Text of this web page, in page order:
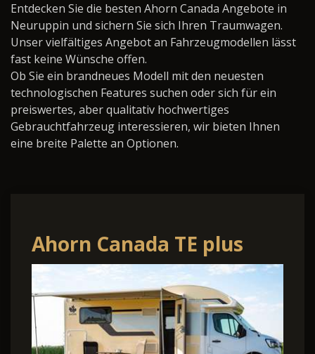
Entdecken Sie die besten Ahorn Canada Angebote in
Neuruppin und sichern Sie sich Ihren Traumwagen.
Unser vielfältiges Angebot an Fahrzeugmodellen lässt
fast keine Wünsche offen.
Ob Sie ein brandneues Modell mit den neuesten
technologischen Features suchen oder sich für ein
preiswertes, aber qualitativ hochwertiges
Gebrauchtfahrzeug interessieren, wir bieten Ihnen
eine breite Palette an Optionen.
Ahorn Canada TE plus